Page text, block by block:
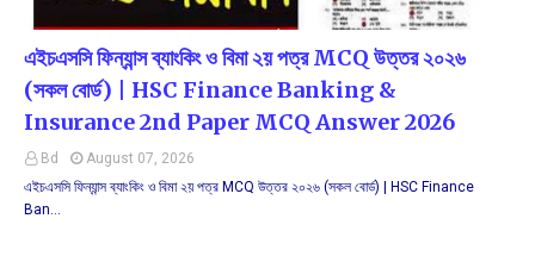
এইচএসসি ফিন্যান্স ব্যাংকিং ও বিমা ২য় পত্র MCQ উত্তর ২০২৬
(সকল বোর্ড) | HSC Finance Banking &
Insurance 2nd Paper MCQ Answer 2026
Bd
August 07, 2026
এইচএসসি ফিন্যান্স ব্যাংকিং ও বিমা ২য় পত্র MCQ উত্তর ২০২৬ (সকল বোর্ড) | HSC Finance
Ban…